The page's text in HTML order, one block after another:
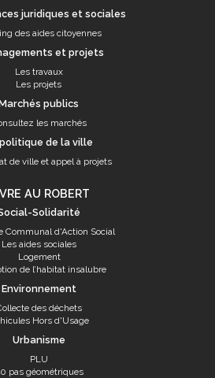
juridiques et sociales
des aides citoyennes
et projets
Les travaux
Les projets
publics
les marchés
de la ville
de ville et appel à projets
AU ROBERT
Solidarité
Communal d'Action Social
Les aides sociales
Logement
de l’habitat insalubre
Environnement
des déchets
Hors d'Usage
Urbanisme
PLU
pas géométriques